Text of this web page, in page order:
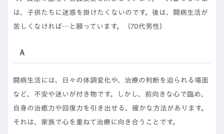
は、子供たちに迷惑を掛けたくないのです。後は、闘病生活が
苦しくなければ…と願っています。（70代男性）
Ａ
闘病生活には、日々の体調変化や、治療の判断を迫られる場面
など、不安や迷いが付き物です。しかし、前向きな心で臨め、
自身の治癒力や回復力を引き出せる、確かな方法があります。
それは、家族で心を重ねて治療に向き合うことです。